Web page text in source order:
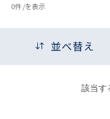
0件 /を表示
並べ替え
該当す